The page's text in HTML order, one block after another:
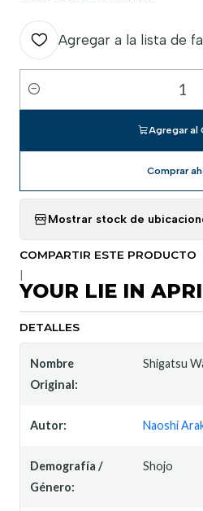
Agregar a la lista de
Cantidad
Agregar al
Comprar
Mostrar stock de
COMPARTIR ESTE PRODUCTO
YOUR LIE IN
DETALLES
Nombre
Original:
Shigatsu
Autor: Naoshi
Demografía /
Género:
Shojo